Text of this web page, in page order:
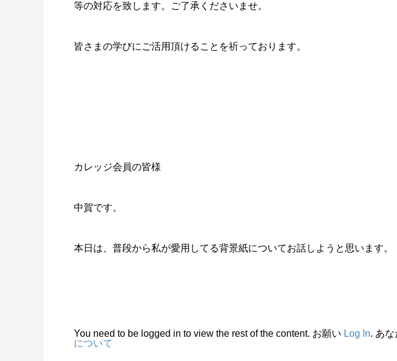
等の対応を致します。ご了承くださいませ。
皆さまの学びにご活用頂けることを祈っております。
カレッジ会員の皆様
中賀です。
本日は、普段から私が愛用してる背景紙についてお話しようと思います。
You need to be logged in to view the rest of the content. お願い Log In. あ
について